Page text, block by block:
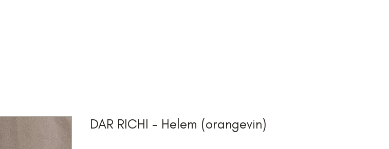
DAR RICHI - Helem (orangevin)